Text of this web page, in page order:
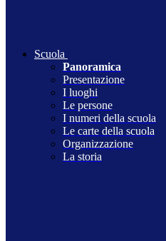
Scuola
Panoramica
Presentazione
I luoghi
Le persone
I numeri della scuola
Le carte della scuola
Organizzazione
La storia